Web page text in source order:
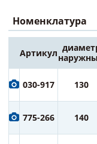
Номенклатура
Артикул
030-917 130
775-266 140